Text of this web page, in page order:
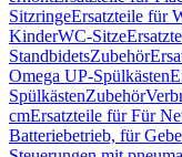
SitzringeErsatzteile für
KinderWC-Sitze
StandbidetsZubehör
Omega UP-Spülkästen
SpülkästenZubehör
cmErsatzteile für Für
Batteriebetrieb, für